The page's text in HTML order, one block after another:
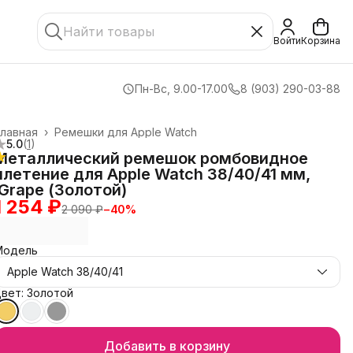
ВойтиКорзина
Пн-Вс, 9.00-17.00 8 (903) 290-03-88
Ремешки для Apple Watch
›
5.0(1)
ремешок ромбовидное
для Apple Watch 38/40/41 мм,
(Золотой)
254 ₽2 090 ₽−40%
Apple Watch 38/40/41
Золотой
Добавить в корзину